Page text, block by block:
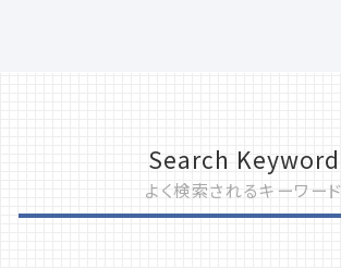
Search Keyword
よく検索されるキーワード